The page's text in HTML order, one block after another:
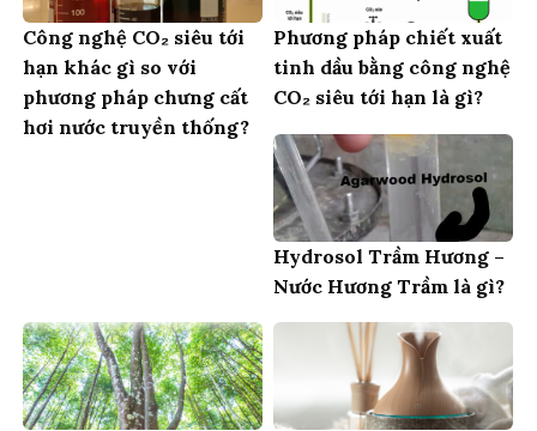
Công nghệ CO₂ siêu tới
hạn khác gì so với
phương pháp chưng cất
hơi nước truyền thống?
Phương pháp chiết xuất
tinh dầu bằng công nghệ
CO₂ siêu tới hạn là gì?
Hydrosol Trầm Hương –
Nước Hương Trầm là gì?